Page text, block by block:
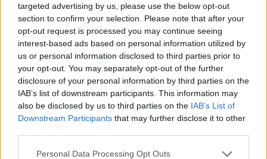
targeted advertising by us, please use the below opt-out
section to confirm your selection. Please note that after your
opt-out request is processed you may continue seeing
interest-based ads based on personal information utilized by
us or personal information disclosed to third parties prior to
your opt-out. You may separately opt-out of the further
disclosure of your personal information by third parties on the
IAB’s list of downstream participants. This information may
also be disclosed by us to third parties on the IAB’s List of
Downstream Participants that may further disclose it to other
Personal Data Processing Opt Outs
Τρεις πλατφόρμες phishing παρακάμπτουν
το MFA και στοχεύουν λογαριασμούς
Microsoft 365
ΤΕΧΝΟΛΟΓΊΑ 09:00, 08/08/2026